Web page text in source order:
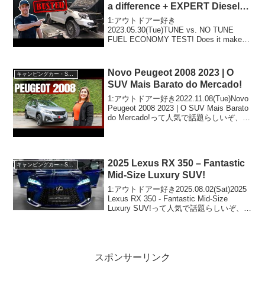
a difference + EXPERT Diesel
Tuning Q&A
1:アウトドアー好き
2023.05.30(Tue)TUNE vs. NO TUNE
FUEL ECONOMY TEST! Does it make a
キャンピングカー・SUV人気車種
Novo Peugeot 2008 2023 | O
SUV Mais Barato do Mercado!
1:アウトドアー好き2022.11.08(Tue)Novo
Peugeot 2008 2023 | O SUV Mais Barato
do Mercado!って人気で話題らしいぞ、見
2025 Lexus RX 350 – Fantastic
Mid-Size Luxury SUV!
1:アウトドアー好き2025.08.02(Sat)2025
Lexus RX 350 - Fantastic Mid-Size
Luxury SUV!って人気で話題らしいぞ、見
スポンサーリンク